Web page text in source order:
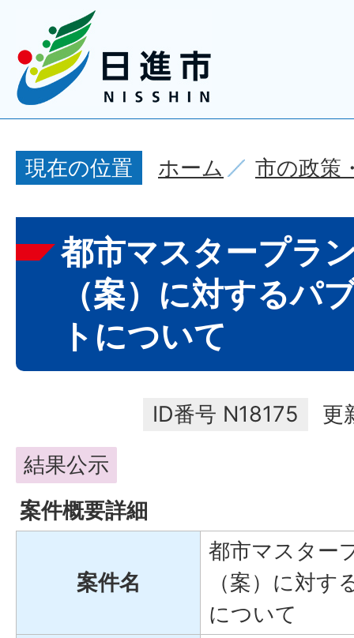
現在の位置 ホーム 市の政策
都市マスタープラ
（案）に対するパ
トについて
ID番号 N18175
更
結果公示
案件概要詳細
案件名
都市マスター
（案）に対
について